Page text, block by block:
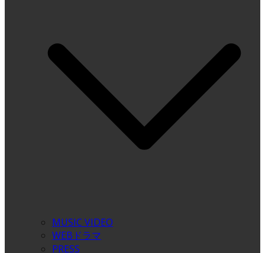
MUSIC VIDEO
WEBドラマ
PRESS